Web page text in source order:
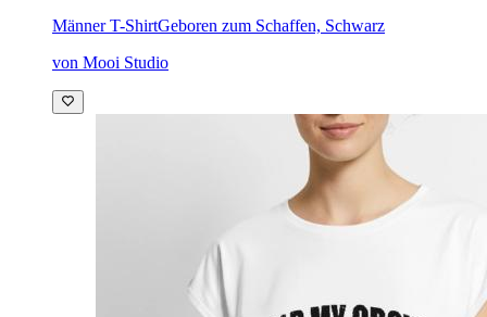
Männer T-ShirtGeboren zum Schaffen, Schwarz
von Mooi Studio